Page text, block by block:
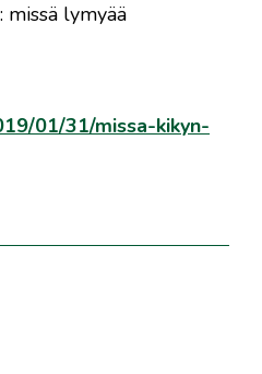
missä lymyää
01/31/missa-kikyn-